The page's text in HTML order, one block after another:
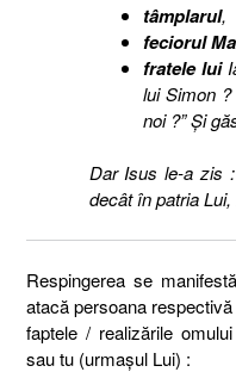
tâmplarul,
feciorul
fratele lui
lui Simon
noi ?” Şi
Dar Isus le-a zis
decât în patria
Respingerea se
atacă persoana
faptele / realizările
sau tu (urmaşul Lui) :